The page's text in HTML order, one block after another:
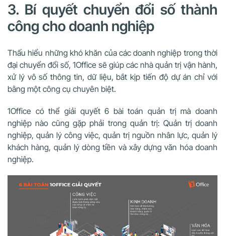
3. Bí quyết chuyển đổi số thành
công cho doanh nghiệp
Thấu hiểu những khó khăn của các doanh nghiệp trong thời
đại chuyển đổi số, 1Office sẽ giúp các nhà quản trị vận hành,
xử lý vô số thông tin, dữ liệu, bắt kịp tiến độ dự án chỉ với
bằng một công cụ chuyên biệt.
1Office có thể giải quyết 6 bài toán quản trị mà doanh
nghiệp nào cũng gặp phải trong quản trị: Quản trị doanh
nghiệp, quản lý công việc, quản trị nguồn nhân lực, quản lý
khách hàng, quản lý dòng tiền và xây dựng văn hóa doanh
nghiệp.